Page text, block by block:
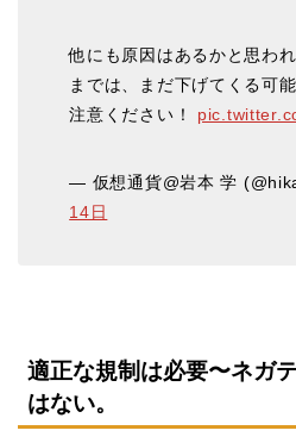
他にも原因はあるかと思わ
までは、まだ下げてくる可
注意ください！
— 仮想通貨@岩本 学
14日
適正な規制は必要〜ネガ
はない。